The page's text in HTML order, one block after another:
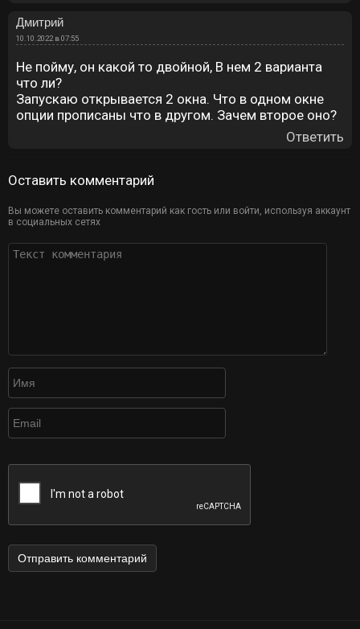
Дмитрий
10.10.2022 в 07:55
Не пойму, он какой то двойной, В нем 2 варианта
что ли?
Запускаю открывается 2 окна. Что в одном окне
опции прописаны что в другом. Зачем второе оно?
Ответить
Оставить комментарий
Вы можете оставить комментарий как гость или войти, используя аккаунт
в социальных сетях